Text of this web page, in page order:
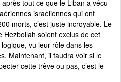
tout ce que le Liban a vécu
israéliennes qui ont
morts, c’est juste incroyable. Le
Hezbollah soient exclus de cet
vu leur rôle dans les
Maintenant, il faudra voir si le
cette trêve ou pas, c’est le